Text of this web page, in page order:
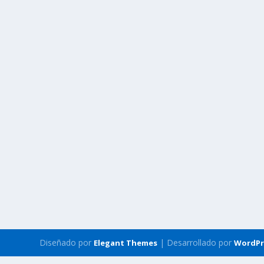
Diseñado por Elegant Themes | Desarrollado por